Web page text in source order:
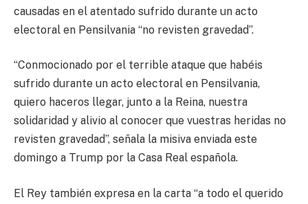
causadas en el atentado sufrido durante un acto
electoral en Pensilvania “no revisten gravedad”.
“Conmocionado por el terrible ataque que habéis
sufrido durante un acto electoral en Pensilvania,
quiero haceros llegar, junto a la Reina, nuestra
solidaridad y alivio al conocer que vuestras heridas no
revisten gravedad”, señala la misiva enviada este
domingo a Trump por la Casa Real española.
El Rey también expresa en la carta “a todo el querido